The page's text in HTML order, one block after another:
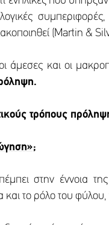
(Martin &
άμεσες και οι
τρόπους
στην έννοια
και το ρόλο του